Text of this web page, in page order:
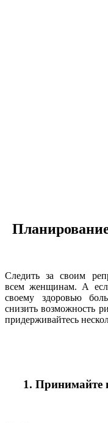
Следить за своим
всем женщинам. А
своему здоровью
снизить возможность
придерживайтесь
1. Принимайте